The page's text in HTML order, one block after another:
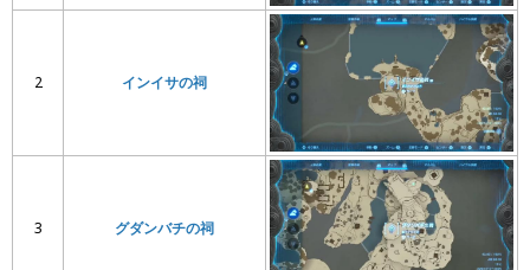
2 インイサの祠
3 グダンバチの祠